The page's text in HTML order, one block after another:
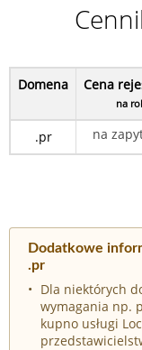
Domena Cena
na
.pr na
Dodatkowe
.pr
Dla niektórych
wymagania np.
kupno usługi